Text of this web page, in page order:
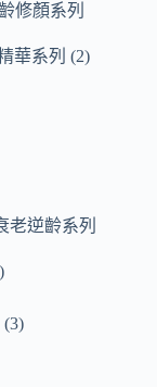
修顏系列
華系列
2
老逆齡系列
3